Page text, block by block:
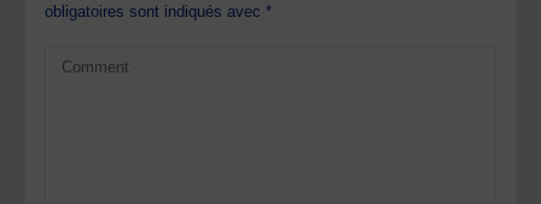
obligatoires sont indiqués avec*